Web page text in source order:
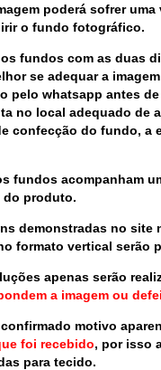
poderá sofrer
o fundo fotográfico.
fundos com as duas
se adequar a
pelo whatsapp antes
no local adequado de
confecção do fundo, a
fundos acompanham
do produto.
demonstradas no site
formato vertical serão
apenas serão
a imagem ou
motivo
foi recebido, por isso
para tecido.